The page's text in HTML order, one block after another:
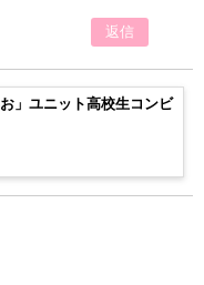
返信
」ユニット高校生コンビ